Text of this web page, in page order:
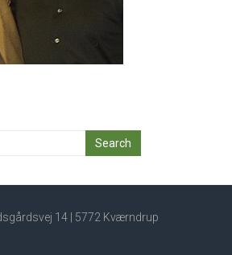
14 | 5772 Kværndrup